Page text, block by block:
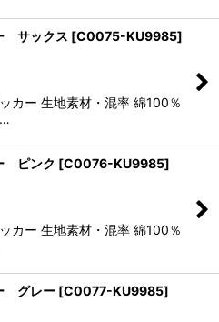
サックス [C0075-KU9985]
カー 生地素材・混率 綿100％
ピンク [C0076-KU9985]
カー 生地素材・混率 綿100％
グレー [C0077-KU9985]